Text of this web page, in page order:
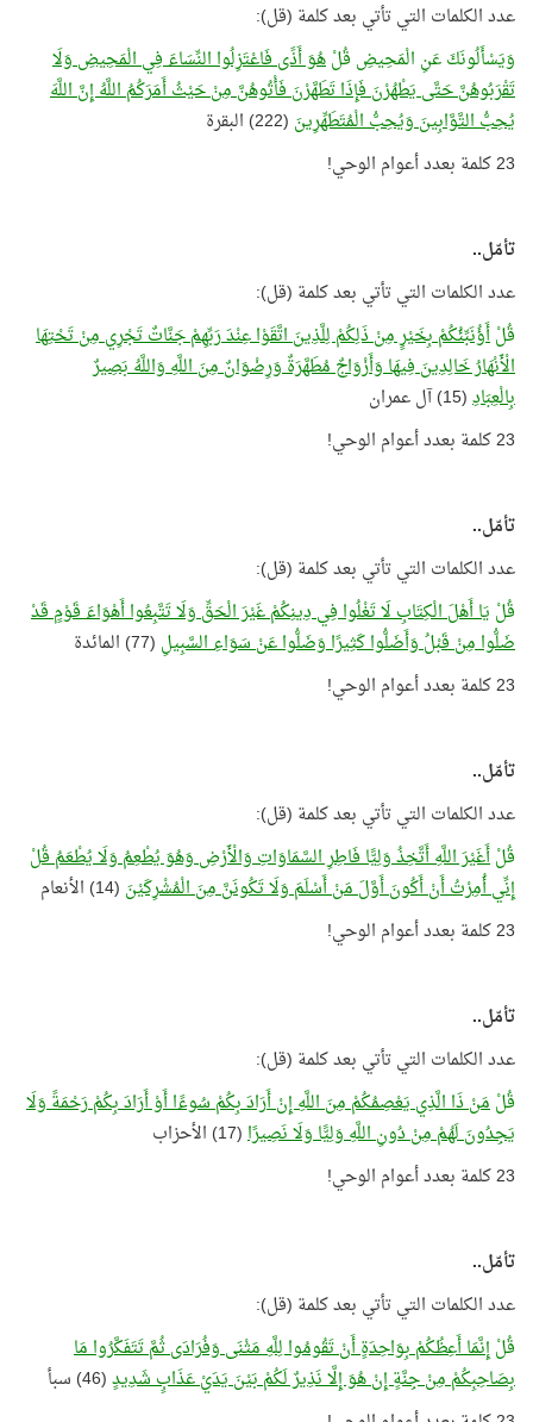
عدد الكلمات التي تأتي بعد كلمة (قل):
وَيَسْأَلُونَكَ عَنِ الْمَحِيضِ قُلْهُوَ أَذًى فَاعْتَزِلُوا النِّسَاءَ فِي الْمَحِيضِ وَلَا
تَقْرَبُوهُنَّ حَتَّى يَطْهُرْنَ فَإِذَا تَطَهَّرْنَ فَأْتُوهُنَّ مِنْ حَيْثُ أَمَرَكُمُ اللَّهُ إِنَّ اللَّهَ
يُحِبُّ التَّوَّابِينَ وَيُحِبُّ الْمُتَطَهِّرِينَ (222) البقرة
23 كلمة بعدد أعوام الوحي!
تأمّل..
عدد الكلمات التي تأتي بعد كلمة (قل):
قُلْأَؤُنَبِّئُكُمْ بِخَيْرٍ مِنْ ذَلِكُمْ لِلَّذِينَ اتَّقَوْا عِنْدَ رَبِّهِمْ جَنَّاتٌ تَجْرِي مِنْ تَحْتِهَا
الْأَنْهَارُ خَالِدِينَ فِيهَا وَأَزْوَاجٌ مُطَهَّرَةٌ وَرِضْوَانٌ مِنَ اللَّهِ وَاللَّهُ بَصِيرٌ
بِالْعِبَادِ(15) آل عمران
23 كلمة بعدد أعوام الوحي!
تأمّل..
عدد الكلمات التي تأتي بعد كلمة (قل):
قُلْ يَا أَهْلَ الْكِتَابِ لَا تَغْلُوا فِي دِينِكُمْ غَيْرَ الْحَقِّ وَلَا تَتَّبِعُوا أَهْوَاءَ قَوْمٍ قَدْ
ضَلُّوا مِنْ قَبْلُ وَأَضَلُّوا كَثِيرًا وَضَلُّوا عَنْ سَوَاءِ السَّبِيلِ (77) المائدة
23 كلمة بعدد أعوام الوحي!
تأمّل..
عدد الكلمات التي تأتي بعد كلمة (قل):
قُلْأَغَيْرَ اللَّهِ أَتَّخِذُ وَلِيًّا فَاطِرِ السَّمَاوَاتِ وَالْأَرْضِ وَهُوَ يُطْعِمُ وَلَا يُطْعَمُ قُلْ
إِنِّي أُمِرْتُ أَنْ أَكُونَ أَوَّلَ مَنْ أَسْلَمَ وَلَا تَكُونَنَّ مِنَ الْمُشْرِكَيْنَ (14) الأنعام
23 كلمة بعدد أعوام الوحي!
تأمّل..
عدد الكلمات التي تأتي بعد كلمة (قل):
قُلْمَنْ ذَا الَّذِي يَعْصِمُكُمْ مِنَ اللَّهِ إِنْ أَرَادَ بِكُمْ سُوءًا أَوْ أَرَادَ بِكُمْ رَحْمَةً وَلَا
يَجِدُونَ لَهُمْ مِنْ دُونِ اللَّهِ وَلِيًّا وَلَا نَصِيرًا(17) الأحزاب
23 كلمة بعدد أعوام الوحي!
تأمّل..
عدد الكلمات التي تأتي بعد كلمة (قل):
قُلْإِنَّمَا أَعِظُكُمْ بِوَاحِدَةٍ أَنْ تَقُومُوا لِلَّهِ مَثْنَى وَفُرَادَى ثُمَّ تَتَفَكَّرُوا مَا
بِصَاحِبِكُمْ مِنْ جِنَّةٍ إِنْ هُوَ إِلَّا نَذِيرٌ لَكُمْ بَيْنَ يَدَيْ عَذَابٍ شَدِيدٍ(46) سبأ